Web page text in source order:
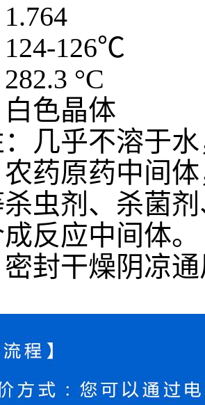
1.764
124-126℃
282.3 °C
色晶体
几乎不溶于
药原药中间
杀虫剂、杀菌
反应中间体。
封干燥阴凉